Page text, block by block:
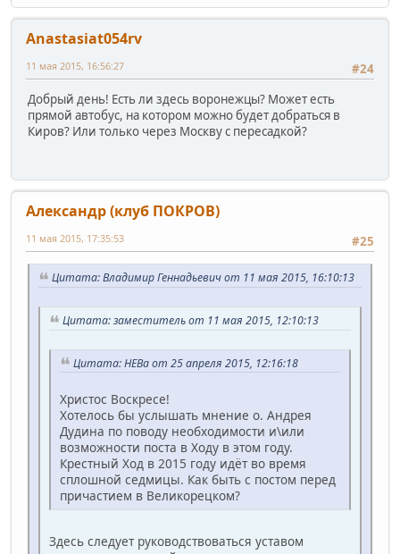
Anastasiat054rv
#24
11 мая 2015, 16:56:27
Добрый день! Есть ли здесь воронежцы? Может есть
прямой автобус, на котором можно будет добраться в
Киров? Или только через Москву с пересадкой?
Александр (клуб ПОКРОВ)
#25
11 мая 2015, 17:35:53
Цитата: Владимир Геннадьевич от 11 мая 2015, 16:10:13
Цитата: заместитель от 11 мая 2015, 12:10:13
Цитата: НЕВа от 25 апреля 2015, 12:16:18
Христос Воскресе!
Хотелось бы услышать мнение о. Андрея
Дудина по поводу необходимости и\или
возможности поста в Ходу в этом году.
Крестный Ход в 2015 году идёт во время
сплошной седмицы. Как быть с постом перед
причастием в Великорецком?
Здесь следует руководствоваться уставом